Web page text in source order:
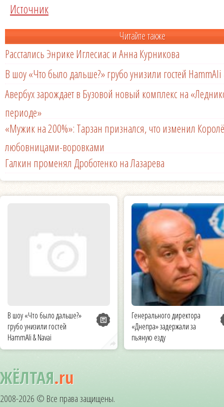
Источник
Читайте также
Расстались Энрике Иглесиас и Анна Курникова
В шоу «Что было дальше?» грубо унизили гостей HammAli
Авербух зарождает в Бузовой новый комплекс на
периоде»
«Мужик на 200%»: Тарзан признался, что изменил
любовницами-воровками
Галкин променял Дроботенко на Лазарева
В шоу «Что было дальше?»
грубо унизили гостей
HammAli & Navai
Генерального директора
«Днепра» задержали за
пьяную езду
ЖЁЛТАЯ.ru
2008-2026 © Все права защищены.